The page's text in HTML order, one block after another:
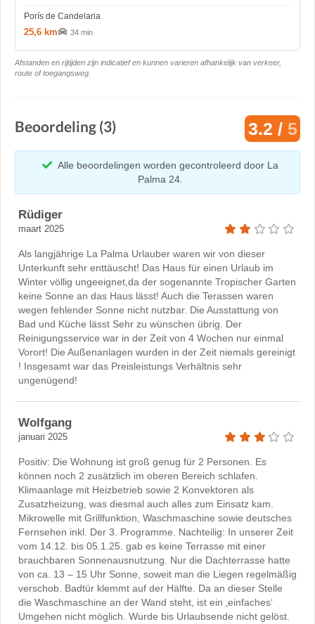
Porís de Candelaria
25,6 km 34 min
Afstanden en rijtijden zijn indicatief en kunnen varieren afhankelijk van verkeer,
route of toegangsweg.
Beoordeling (3) 3.2 / 5
Alle beoordelingen worden gecontroleerd door La
Palma 24.
Rüdiger
maart 2025
Als langjährige La Palma Urlauber waren wir von dieser
Unterkunft sehr enttäuscht! Das Haus für einen Urlaub im
Winter völlig ungeeignet,da der sogenannte Tropischer Garten
keine Sonne an das Haus lässt! Auch die Terassen waren
wegen fehlender Sonne nicht nutzbar. Die Ausstattung von
Bad und Küche lässt Sehr zu wünschen übrig. Der
Reinigungsservice war in der Zeit von 4 Wochen nur einmal
Vorort! Die Außenanlagen wurden in der Zeit niemals gereinigt
! Insgesamt war das Preisleistungs Verhältnis sehr
ungenügend!
Wolfgang
januari 2025
Positiv: Die Wohnung ist groß genug für 2 Personen. Es
können noch 2 zusätzlich im oberen Bereich schlafen.
Klimaanlage mit Heizbetrieb sowie 2 Konvektoren als
Zusatzheizung, was diesmal auch alles zum Einsatz kam.
Mikrowelle mit Grillfunktion, Waschmaschine sowie deutsches
Fernsehen inkl. Der 3. Programme. Nachteilig: In unserer Zeit
vom 14.12. bis 05.1.25. gab es keine Terrasse mit einer
brauchbaren Sonnenausnutzung. Nur die Dachterrasse hatte
von ca. 13 – 15 Uhr Sonne, soweit man die Liegen regelmäßig
verschob. Badtür klemmt auf der Hälfte. Da an dieser Stelle
die Waschmaschine an der Wand steht, ist ein ‚einfaches‘
Umgehen nicht möglich. Wurde bis Urlaubsende nicht gelöst.